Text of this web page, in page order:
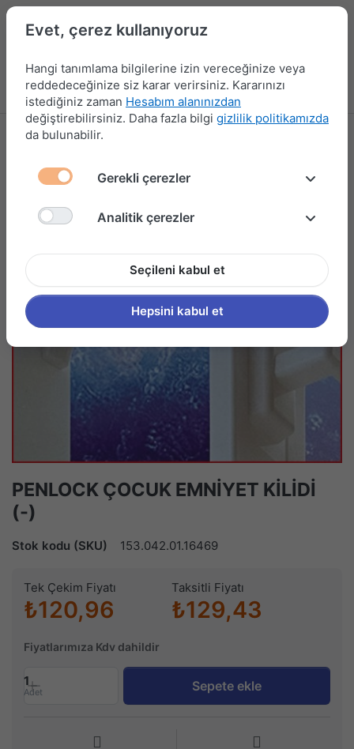
Menü Kampanyalar Yeni Ürünler Giriş yap
PENLOCK ÇOCUK EMNİYET KİLİDİ
(-)
Stok kodu (SKU) 153.042.01.16469
Tek Çekim Fiyatı
₺120,96
Taksitli Fiyatı
₺129,43
Fiyatlarımıza Kdv dahildir
1
Adet Sepete ekle
Evet, çerez kullanıyoruz
Hangi tanımlama bilgilerine izin vereceğinize veya
reddedeceğinize siz karar verirsiniz. Kararınızı
istediğiniz zaman Hesabım alanınızdan
değiştirebilirsiniz. Daha fazla bilgi gizlilik politikamızda
da bulunabilir.
Gerekli çerezler
Analitik çerezler
Seçileni kabul et
Hepsini kabul et